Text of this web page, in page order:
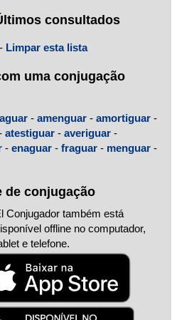
consultados
- Limpar esta lista
uma conjugação
aguar - amenguar - amortiguar -
atestiguar - averiguar -
- enaguar - fraguar - menguar -
de conjugação
Conjugador também está
offline no computador,
e telefone.